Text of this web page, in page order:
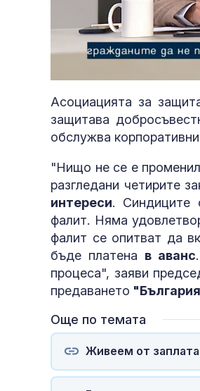
Асоциацията за
защитава
обслужва
"Нищо не се е
разгледани четирите
интереси. Синдиците
фалит. Няма
фалит се опитват да
бъде платена в аванс
процеса", заяви
предаването
Още по темата
Живеем от